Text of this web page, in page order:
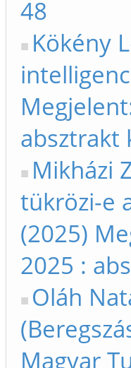
48
Kökény
absztrakt
Mikházi
tükrözi-e
(2025)
2025 :
Oláh
Magyar